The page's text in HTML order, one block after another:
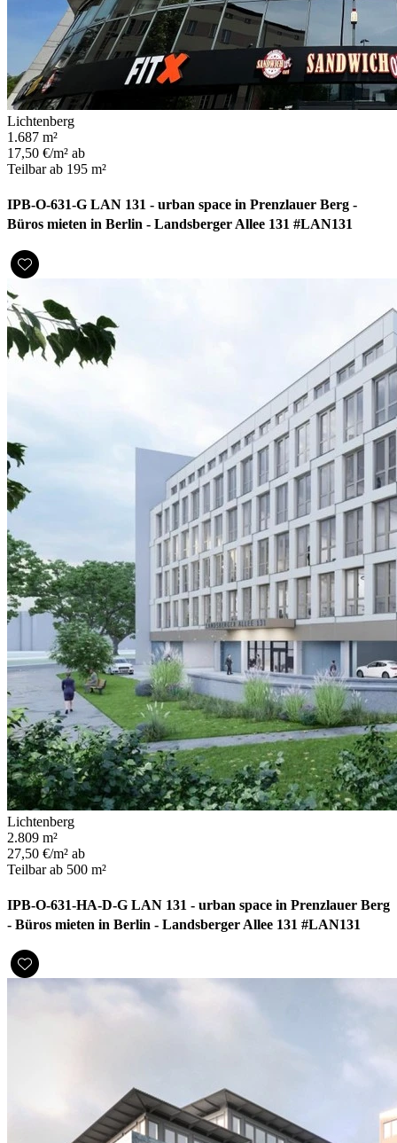
Lichtenberg
1.687 m²
17,50 €/m² ab
Teilbar ab 195 m²
IPB-O-631-G LAN 131 - urban space in Prenzlauer Berg -
Büros mieten in Berlin - Landsberger Allee 131 #LAN131
Lichtenberg
2.809 m²
27,50 €/m² ab
Teilbar ab 500 m²
IPB-O-631-HA-D-G LAN 131 - urban space in Prenzlauer Berg
- Büros mieten in Berlin - Landsberger Allee 131 #LAN131